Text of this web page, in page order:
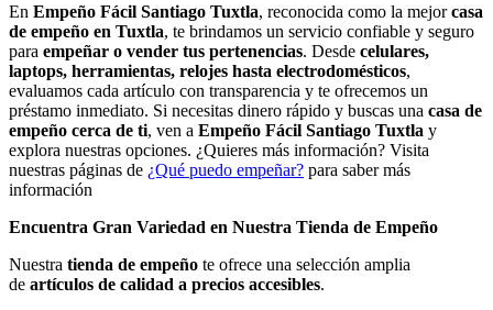
En Empeño Fácil Santiago Tuxtla, reconocida como la mejorcasa
de empeño en Tuxtla, te brindamos un servicio confiable y seguro
para empeñar o vender tus pertenencias. Desde celulares,
laptops, herramientas, relojes hasta electrodomésticos,
evaluamos cada artículo con transparencia y te ofrecemos un
préstamo inmediato. Si necesitas dinero rápido y buscas una casa de
empeño cerca de ti, ven a Empeño Fácil Santiago Tuxtla y
explora nuestras opciones. ¿Quieres más información? Visita
nuestras páginas de ¿Qué puedo empeñar? para saber más
información
Encuentra Gran Variedad en Nuestra Tienda de Empeño
Nuestra tienda de empeño te ofrece una selección amplia
de artículos de calidad a precios accesibles.